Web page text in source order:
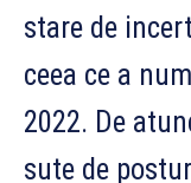
stare de
ceea ce a
2022. De
sute de